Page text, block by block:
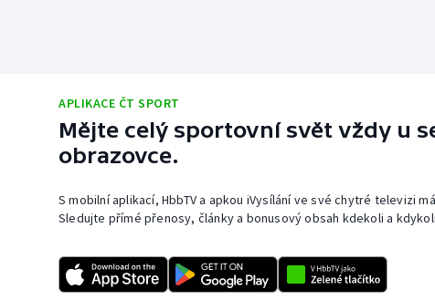
APLIKACE ČT SPORT
Mějte celý sportovní svět vždy u
obrazovce.
S mobilní aplikací, HbbTV a apkou iVysílání ve své chytré televizi
Sledujte přímé přenosy, články a bonusový obsah kdekoli a